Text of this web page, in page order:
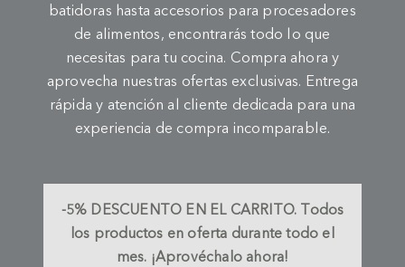
batidoras hasta accesorios para procesadores
de alimentos, encontrarás todo lo que
necesitas para tu cocina. Compra ahora y
aprovecha nuestras ofertas exclusivas. Entrega
rápida y atención al cliente dedicada para una
experiencia de compra incomparable.
-5% DESCUENTO EN EL CARRITO. Todos
los productos en oferta durante todo el
mes. ¡Aprovéchalo ahora!